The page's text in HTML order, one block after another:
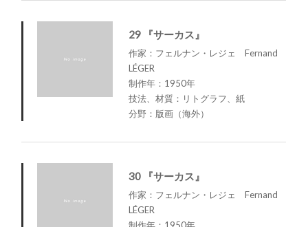
29 『サーカス』
作家：フェルナン・レジェ Fernand
LÉGER
制作年：1950年
技法、材質：リトグラフ、紙
分野：版画（海外）
30 『サーカス』
作家：フェルナン・レジェ Fernand
LÉGER
制作年：1950年